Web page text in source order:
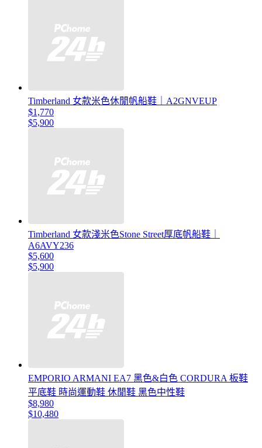
Timberland 女款米色休閒帆船鞋｜A2GNVEUP
$1,770
$5,900
Timberland 女款淺米色Stone Street厚底帆船鞋｜
A6AVY236
$5,600
$5,900
EMPORIO ARMANI EA7 黑色&白色 CORDURA 板鞋
平底鞋 時尚運動鞋 休閒鞋 黑色中性鞋
$8,980
$10,480